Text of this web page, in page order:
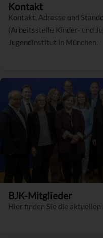
Kontakt
Kontakt, Adresse und
(Arbeitsstelle Kinder- und
Jugendinstitut in München.
BJK-Mitglieder
Hier finden Sie die